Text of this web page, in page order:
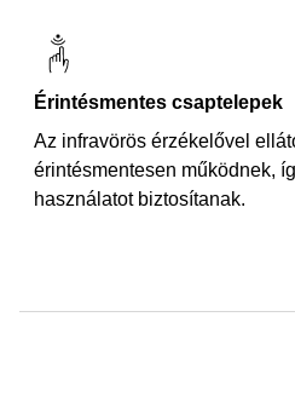
Érintésmentes csaptelepek
Az infravörös érzékelővel
érintésmentesen működnek,
használatot biztosítanak.